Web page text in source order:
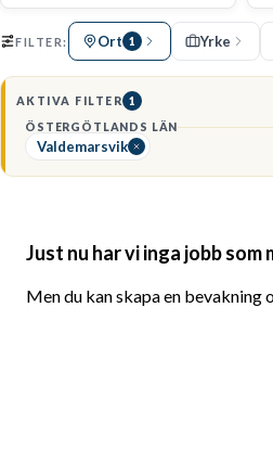
FILTER: Ort 1 Yrke
AKTIVA FILTER 1
ÖSTERGÖTLANDS LÄN
Valdemarsvik
Just nu har vi inga jobb
Men du kan skapa en bevakning